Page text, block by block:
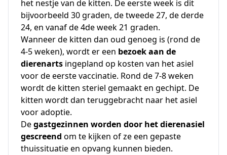
het nestje van de kitten. De eerste week is dit
bijvoorbeeld 30 graden, de tweede 27, de derde
24, en vanaf de 4de week 21 graden.
Wanneer de kitten dan oud genoeg is (rond de
4-5 weken), wordt er een bezoek aan de
dierenarts ingepland op kosten van het asiel
voor de eerste vaccinatie. Rond de 7-8 weken
wordt de kitten steriel gemaakt en gechipt. De
kitten wordt dan teruggebracht naar het asiel
voor adoptie.
Degastgezinnen worden door het dierenasiel
gescreend om te kijken of ze een gepaste
thuissituatie en opvang kunnen bieden.